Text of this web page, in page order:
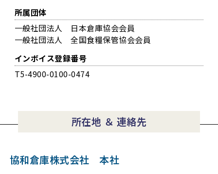
所属団体
一般社団法人 日本倉庫協会会員
一般社団法人 全国食糧保管協会会員
インボイス登録番号
T5-4900-0100-0474
所在地 ＆ 連絡先
協和倉庫株式会社 本社